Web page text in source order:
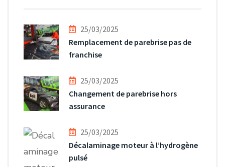
25/03/2025
Remplacement de parebrise pas de
franchise
25/03/2025
Changement de parebrise hors
assurance
25/03/2025
Décalaminage moteur à l’hydrogène
pulsé